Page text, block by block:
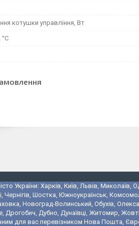
котушки управління, Вт
України: Харків, Київ, Львів,
Шостка, Южноукраїнськ,
Новоград-Волинський, Обухів,
Дубно, Дунаївці, Житомир,
для вас перевізником Нова Пошта,